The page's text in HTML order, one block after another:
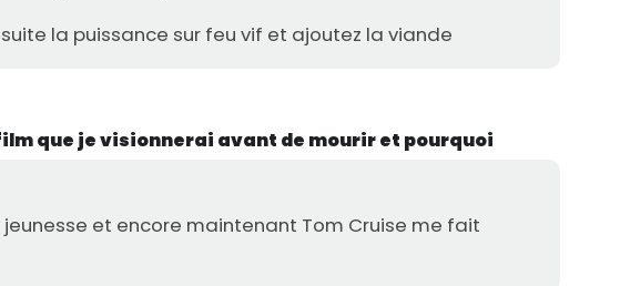
la puissance sur feu vif et ajoutez la viande
que je visionnerai avant de mourir et pourquoi
et encore maintenant Tom Cruise me fait